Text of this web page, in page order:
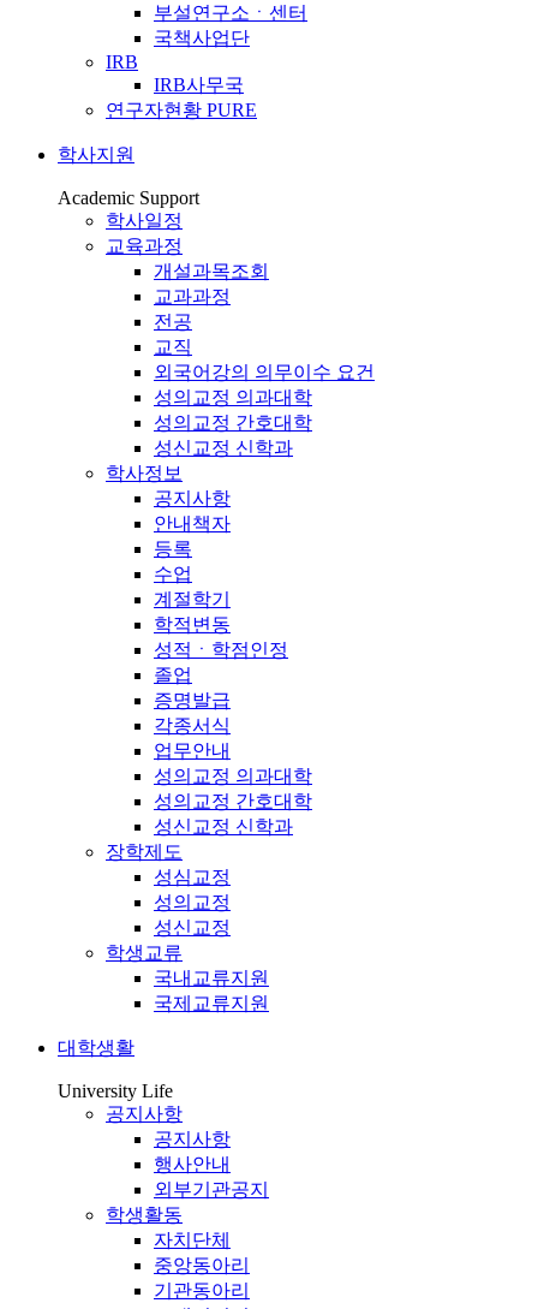
부설연구소ㆍ센터
국책사업단
IRB
IRB사무국
연구자현황 PURE
학사지원
Academic Support
학사일정
교육과정
개설과목조회
교과과정
전공
교직
외국어강의 의무이수 요건
성의교정 의과대학
성의교정 간호대학
성신교정 신학과
학사정보
공지사항
안내책자
등록
수업
계절학기
학적변동
성적ㆍ학점인정
졸업
증명발급
각종서식
업무안내
성의교정 의과대학
성의교정 간호대학
성신교정 신학과
장학제도
성심교정
성의교정
성신교정
학생교류
국내교류지원
국제교류지원
대학생활
University Life
공지사항
공지사항
행사안내
외부기관공지
학생활동
자치단체
중앙동아리
기관동아리